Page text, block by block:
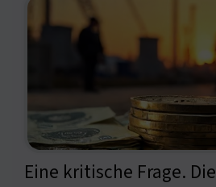
Eine kritische Frage. Die